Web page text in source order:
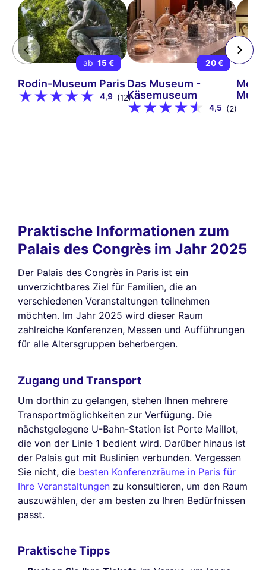
ab 15 €
Rodin-Museum Paris
4,9 (12)
20 €
Das Museum -
Käsemuseum
4,5 (2)
Praktische Informationen zum
Palais des Congrès im Jahr 2025
Der Palais des Congrès in Paris ist ein
unverzichtbares Ziel für Familien, die an
verschiedenen Veranstaltungen teilnehmen
möchten. Im Jahr 2025 wird dieser Raum
zahlreiche Konferenzen, Messen und Aufführungen
für alle Altersgruppen beherbergen.
Zugang und Transport
Um dorthin zu gelangen, stehen Ihnen mehrere
Transportmöglichkeiten zur Verfügung. Die
nächstgelegene U-Bahn-Station ist Porte Maillot,
die von der Linie 1 bedient wird. Darüber hinaus ist
der Palais gut mit Buslinien verbunden. Vergessen
Sie nicht, die besten Konferenzräume in Paris für
Ihre Veranstaltungen zu konsultieren, um den Raum
auszuwählen, der am besten zu Ihren Bedürfnissen
passt.
Praktische Tipps